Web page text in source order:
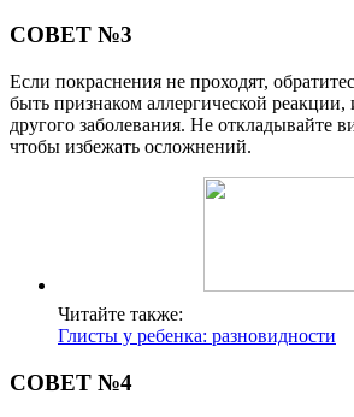
СОВЕТ №3
Если покраснения не проходят,
быть признаком аллергической
другого заболевания. Не откладывайте
чтобы избежать осложнений.
Читайте также:
Глисты у ребенка: разновидности
СОВЕТ №4